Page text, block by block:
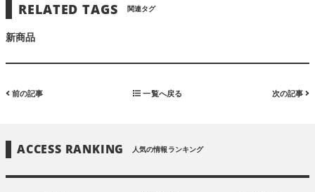
RELATED TAGS 関連タグ
新商品
前の記事 一覧へ戻る 次の記事
ACCESS RANKING 人気の情報ランキング